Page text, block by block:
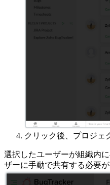
クリック後、プロジェ
選択したユーザーが組織内
ザーに手動で共有する必要が